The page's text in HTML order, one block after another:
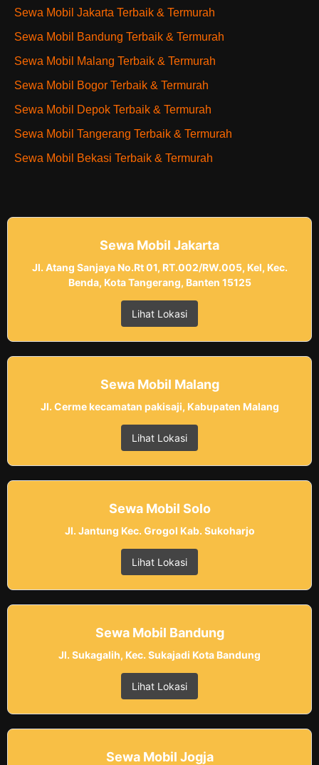
Sewa Mobil Jakarta Terbaik & Termurah
Sewa Mobil Bandung Terbaik & Termurah
Sewa Mobil Malang Terbaik & Termurah
Sewa Mobil Bogor Terbaik & Termurah
Sewa Mobil Depok Terbaik & Termurah
Sewa Mobil Tangerang Terbaik & Termurah
Sewa Mobil Bekasi Terbaik & Termurah
Sewa Mobil Jakarta
Jl. Atang Sanjaya No.Rt 01, RT.002/RW.005, Kel, Kec.
Benda, Kota Tangerang, Banten 15125
Lihat Lokasi
Sewa Mobil Malang
Jl. Cerme kecamatan pakisaji, Kabupaten Malang
Lihat Lokasi
Sewa Mobil Solo
Jl. Jantung Kec. Grogol Kab. Sukoharjo
Lihat Lokasi
Sewa Mobil Bandung
Jl. Sukagalih, Kec. Sukajadi Kota Bandung
Lihat Lokasi
Sewa Mobil Jogja